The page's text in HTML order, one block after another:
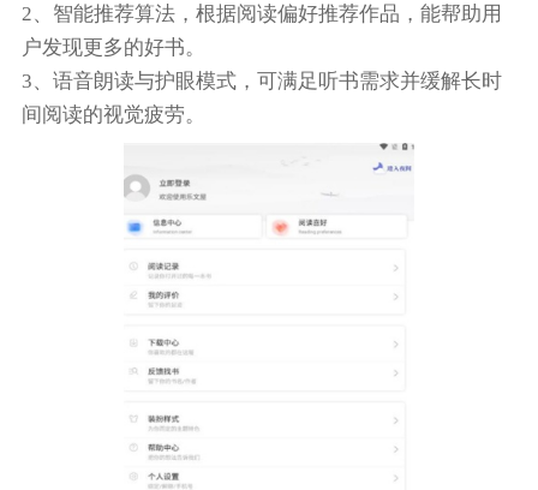
2、智能推荐算法，根据阅读偏好推荐作品，能帮助用
户发现更多的好书。
3、语音朗读与护眼模式，可满足听书需求并缓解长时
间阅读的视觉疲劳。